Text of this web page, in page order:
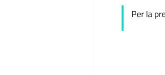
Per la